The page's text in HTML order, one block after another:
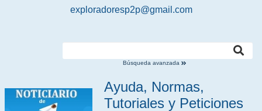
exploradoresp2p@gmail.com
Búsqueda avanzada
Ayuda, Normas,
Tutoriales y Peticiones